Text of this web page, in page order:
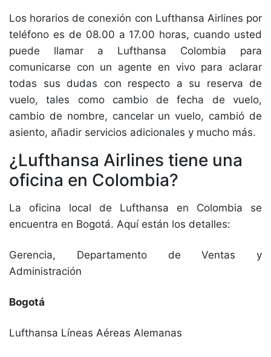
Los horarios de conexión con Lufthansa Airlines por
teléfono es de 08.00 a 17.00 horas, cuando usted
puede llamar a Lufthansa Colombia para
comunicarse con un agente en vivo para aclarar
todas sus dudas con respecto a su reserva de
vuelo, tales como cambio de fecha de vuelo,
cambio de nombre, cancelar un vuelo, cambió de
asiento, añadir servicios adicionales y mucho más.
¿Lufthansa Airlines tiene una
oficina en Colombia?
La oficina local de Lufthansa en Colombia se
encuentra en Bogotá. Aquí están los detalles:
Gerencia, Departamento de Ventas y
Administración
Bogotá
Lufthansa Líneas Aéreas Alemanas